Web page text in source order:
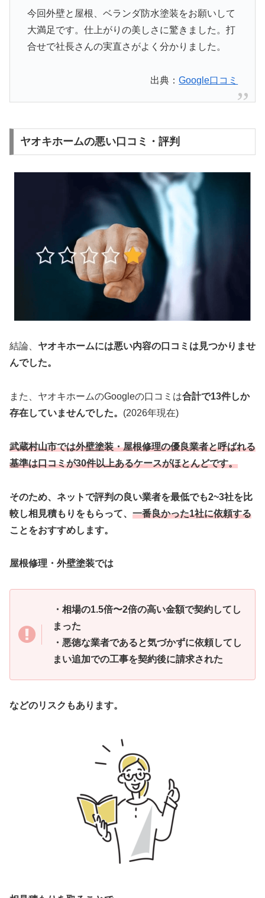
今回外壁と屋根、ベランダ防水塗装をお願いして
大満足です。仕上がりの美しさに驚きました。打
合せで社長さんの実直さがよく分かりました。
出典：Google口コミ
ヤオキホームの悪い口コミ・評判
結論、 ヤオキホームには悪い内容の口コミは見つかりませ
んでした。
また、ヤオキホームのGoogleの口コミは合計で13件しか
存在していませんでした。 (2026年現在)
武蔵村山市では外壁塗装・屋根修理の優良業者と呼ばれる
基準は口コミが30件以上あるケースがほとんどです。
そのため、ネットで評判の良い業者を最低でも2~3社を比
較し相見積もりをもらって、 一番良かった1社に依頼する
ことをおすすめします。
屋根修理・外壁塗装では
・相場の1.5倍〜2倍の高い金額で契約してし
まった
・悪徳な業者であると気づかずに依頼してし
まい追加での工事を契約後に請求された
などのリスクもあります。